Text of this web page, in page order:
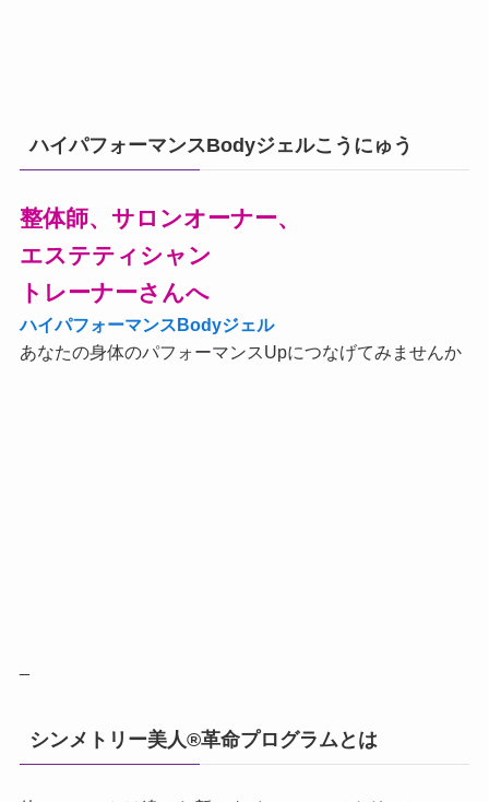
ハイパフォーマンスBodyジェルこうにゅう
整体師、サロンオーナー、
エステティシャン
トレーナーさんへ
ハイパフォーマンスBodyジェル
あなたの身体のパフォーマンスUpにつなげてみませんか
シンメトリー美人®革命プログラムとは